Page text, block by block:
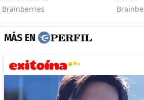
MÁS EN